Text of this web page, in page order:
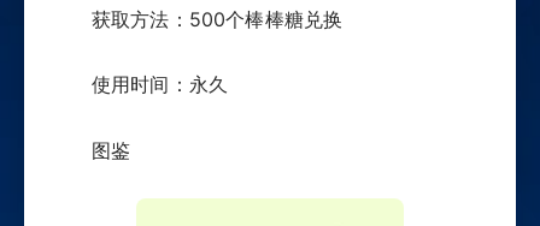
获取方法：500个棒棒糖兑换
使用时间：永久
图鉴